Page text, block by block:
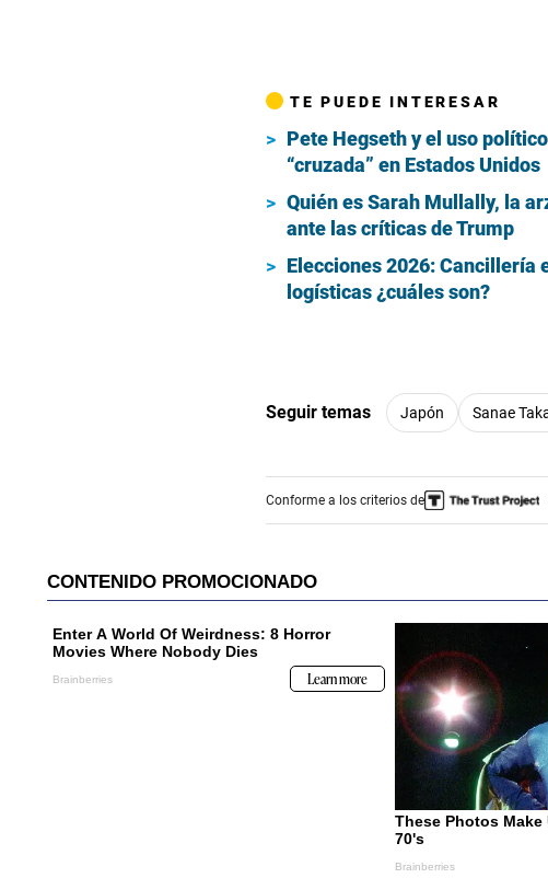
TE PUEDE INTERESAR
Pete Hegseth y el uso
“cruzada” en Estados Unidos
Quién es Sarah Mullally, la
ante las críticas de Trump
Elecciones 2026:
logísticas ¿cuáles son?
Seguir temas Japón Sanae
Conforme a los criterios de